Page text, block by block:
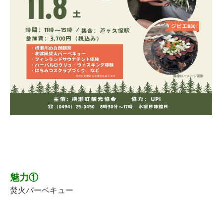
魅力①
焚火バーベキュー